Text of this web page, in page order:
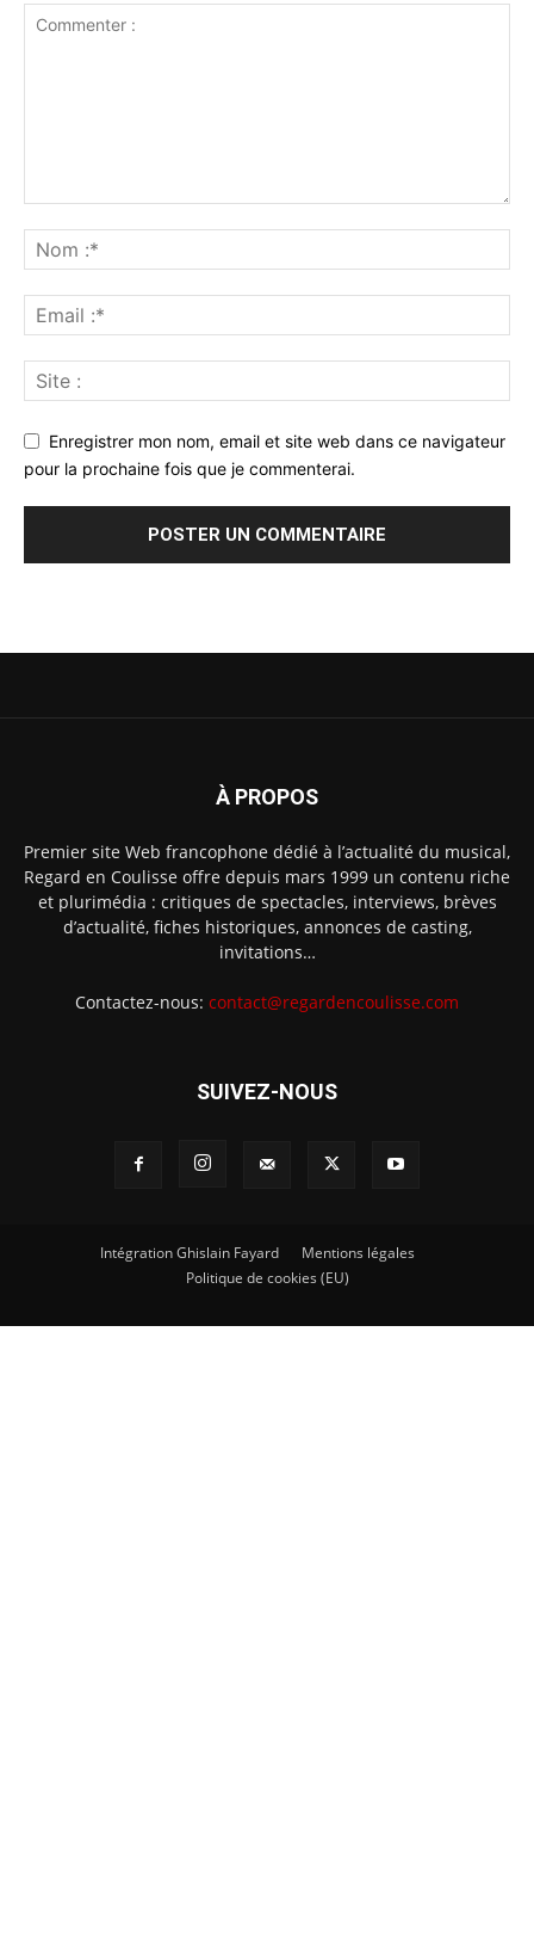
Enregistrer mon nom, email et site web dans ce navigateur
pour la prochaine fois que je commenterai.
À PROPOS
Premier site Web francophone dédié à l’actualité du musical,
Regard en Coulisse offre depuis mars 1999 un contenu riche
et plurimédia : critiques de spectacles, interviews, brèves
d’actualité, fiches historiques, annonces de casting,
invitations…
Contactez-nous: contact@regardencoulisse.com
SUIVEZ-NOUS
Intégration Ghislain Fayard
Mentions légales
Politique de cookies (EU)